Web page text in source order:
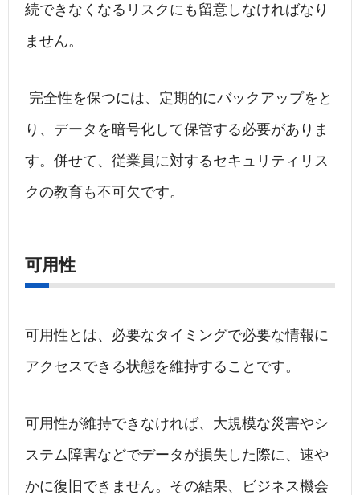
続できなくなるリスクにも留意しなければなり
ません。
完全性を保つには、定期的にバックアップをと
り、データを暗号化して保管する必要がありま
す。併せて、従業員に対するセキュリティリス
クの教育も不可欠です。
可用性
可用性とは、必要なタイミングで必要な情報に
アクセスできる状態を維持することです。
可用性が維持できなければ、大規模な災害やシ
ステム障害などでデータが損失した際に、速や
かに復旧できません。その結果、ビジネス機会